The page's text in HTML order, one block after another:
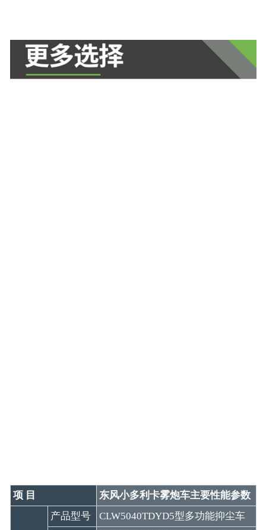
项 目 东风小多利卡雾炮车主要性能参数
产品型号 CLW5040TDYD5型多功能抑尘车